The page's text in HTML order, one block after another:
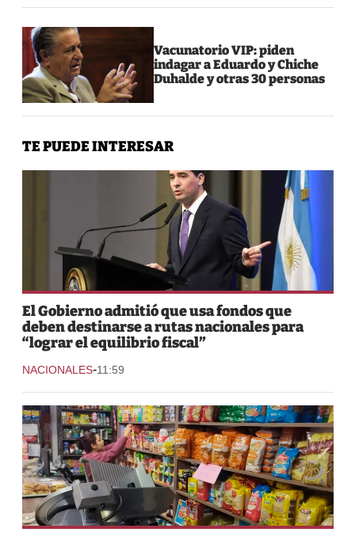
Vacunatorio VIP: piden
indagar a Eduardo y Chiche
Duhalde y otras 30 personas
TE PUEDE INTERESAR
El Gobierno admitió que usa fondos que
deben destinarse a rutas nacionales para
“lograr el equilibrio fiscal”
NACIONALES-11:59